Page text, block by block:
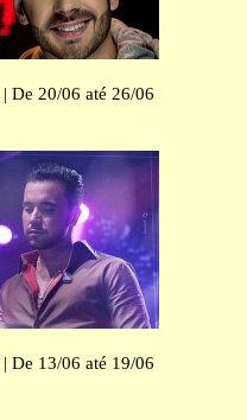
| De 20/06 até 26/06
| De 13/06 até 19/06